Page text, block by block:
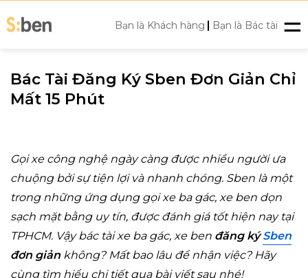
to
Bạn là Khách hàng | Bạn là Bác tài
Bác Tài Đăng Ký Sben Đơn Giản Chỉ
Mất 15 Phút
Gọi xe công nghệ ngày càng được nhiều người ưa
chuộng bởi sự tiện lợi và nhanh chóng. Sben là một
trong những ứng dụng gọi xe ba gác, xe ben dọn
sạch mặt bằng uy tín, được đánh giá tốt hiện nay tại
TPHCM. Vậy bác tài xe ba gác, xe ben đăng kýSben
đơn giản không? Mất bao lâu để nhận việc? Hãy
cùng tìm hiểu chi tiết qua bài viết sau nhé!